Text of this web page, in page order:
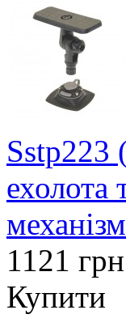
Sstp223
ехолота
1121 грн
Купити